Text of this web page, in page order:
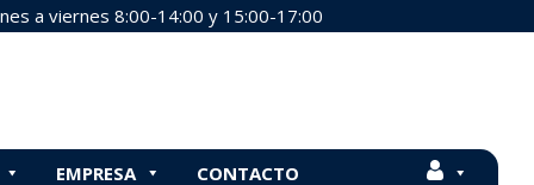
a viernes 8:00-14:00 y 15:00-17:00
EMPRESA CONTACTO